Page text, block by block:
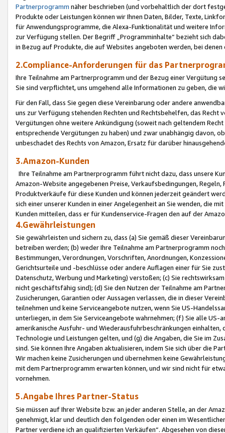
Partnerprogramm näher beschrieben (und vorbehaltlich der dort
Produkte oder Leistungen können wir Ihnen Daten, Bilder, Texte,
für Anwendungsprogramme, die Alexa-Funktionalität und weitere
zur Verfügung stellen. Der Begriff „Programminhalte“ bezieht sich
in Bezug auf Produkte, die auf Websites angeboten werden, bei
2.Compliance-Anforderungen für das
Ihre Teilnahme am Partnerprogramm und der Bezug einer Vergütung
Sie sind verpflichtet, uns umgehend alle Informationen zu geben, die
Für den Fall, dass Sie gegen diese Vereinbarung oder andere
uns zur Verfügung stehenden Rechten und Rechtsbehelfen, das
Vergütungen ohne weitere Ankündigung (soweit nach geltendem
entsprechende Vergütungen zu haben) und zwar unabhängig davon,
unbeschadet des Rechts von Amazon, Ersatz für darüber
3.Amazon-Kunden
Ihre Teilnahme am Partnerprogramm führt nicht dazu, dass unsere
Amazon-Website angegebenen Preise, Verkaufsbedingungen,
Produktverkäufe für diese Kunden und können jederzeit geändert
sich einer unserer Kunden in einer Angelegenheit an Sie wenden, die
Kunden mitteilen, dass er für Kundenservice-Fragen den auf der
4.Gewährleistungen
Sie gewährleisten und sichern zu, dass (a) Sie gemäß dieser
betreiben werden; (b) weder Ihre Teilnahme am Partnerprogramm
Bestimmungen, Verordnungen, Vorschriften, Anordnungen,
Gerichtsurteile und -beschlüsse oder andere Auflagen einer für Sie
Datenschutz, Werbung und Marketing) verstoßen; (c) Sie
nicht geschäftsfähig sind); (d) Sie den Nutzen der Teilnahme am
Zusicherungen, Garantien oder Aussagen verlassen, die in dieser
teilnehmen und keine Serviceangebote nutzen, wenn Sie US-
unterliegen, in dem Sie Serviceangebote wahrnehmen; (f) Sie alle
amerikanische Ausfuhr- und Wiederausfuhrbeschränkungen
Technologie und Leistungen gelten, und (g) die Angaben, die Sie im
sind. Sie können Ihre Angaben aktualisieren, indem Sie sich über die
Wir machen keine Zusicherungen und übernehmen keine
mit dem Partnerprogramm erwarten können, und wir sind nicht für
vornehmen.
5.Angabe Ihres Partner-Status
Sie müssen auf Ihrer Website bzw. an jeder anderen Stelle, an der
genehmigt, klar und deutlich den folgenden oder einen im
Partner verdiene ich an qualifizierten Verkäufen“. Abgesehen von